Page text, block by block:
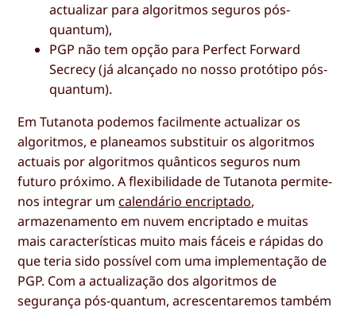
actualizar para algoritmos seguros pós-
quantum),
PGP não tem opção para Perfect Forward
Secrecy (já alcançado no nosso protótipo pós-
quantum).
Em Tutanota podemos facilmente actualizar os
algoritmos, e planeamos substituir os algoritmos
actuais por algoritmos quânticos seguros num
futuro próximo. A flexibilidade de Tutanota permite-
nos integrar um calendário encriptado,
armazenamento em nuvem encriptado e muitas
mais características muito mais fáceis e rápidas do
que teria sido possível com uma implementação de
PGP. Com a actualização dos algoritmos de
segurança pós-quantum, acrescentaremos também